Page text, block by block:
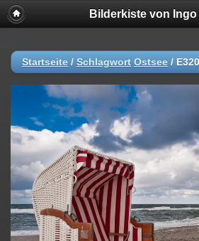
Bilderkiste von Ingo
Startseite / Schlagwort Ostsee /